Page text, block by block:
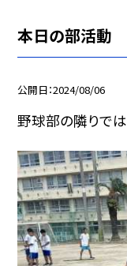
本日の部活動
公開日 2024/08/06
野球部の隣りで